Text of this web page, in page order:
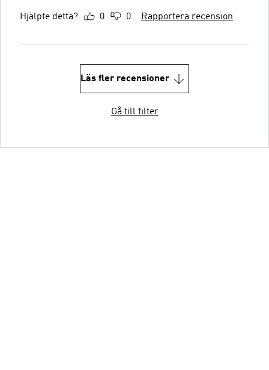
Hjälpte detta? 0 0 Rapportera recension
Läs fler recensioner
Gå till filter